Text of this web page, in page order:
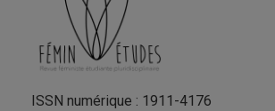
ISSN numérique : 1911-4176